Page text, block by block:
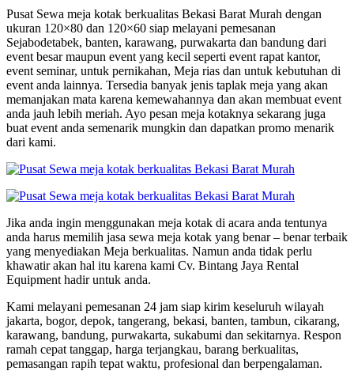
Pusat Sewa meja kotak berkualitas Bekasi Barat Murah dengan
ukuran 120×80 dan 120×60 siap melayani pemesanan
Sejabodetabek, banten, karawang, purwakarta dan bandung dari
event besar maupun event yang kecil seperti event rapat kantor,
event seminar, untuk pernikahan, Meja rias dan untuk kebutuhan di
event anda lainnya. Tersedia banyak jenis taplak meja yang akan
memanjakan mata karena kemewahannya dan akan membuat event
anda jauh lebih meriah. Ayo pesan meja kotaknya sekarang juga
buat event anda semenarik mungkin dan dapatkan promo menarik
dari kami.
Jika anda ingin menggunakan meja kotak di acara anda tentunya
anda harus memilih jasa sewa meja kotak yang benar – benar terbaik
yang menyediakan Meja berkualitas. Namun anda tidak perlu
khawatir akan hal itu karena kami Cv. Bintang Jaya Rental
Equipment hadir untuk anda.
Kami melayani pemesanan 24 jam siap kirim keseluruh wilayah
jakarta, bogor, depok, tangerang, bekasi, banten, tambun, cikarang,
karawang, bandung, purwakarta, sukabumi dan sekitarnya. Respon
ramah cepat tanggap, harga terjangkau, barang berkualitas,
pemasangan rapih tepat waktu, profesional dan berpengalaman.